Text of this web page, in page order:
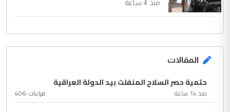
منذ 4 ساعة
المقالات
حتمية حصر السلاح المنفلت بيد الدولة العراقية
منذ 14 ساعة قراءات :406